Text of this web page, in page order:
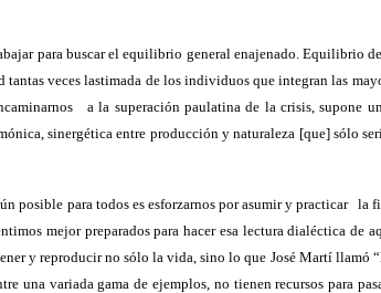
para buscar el equilibrio general enajenado. Equilibrio
veces lastimada de los individuos que integran las
a la superación paulatina de la crisis, supone
sinergética entre producción y naturaleza [que] sólo
posible para todos es esforzarnos por asumir y practicar
la
mejor preparados para hacer esa lectura dialéctica de
y reproducir no sólo la vida, sino lo que José Martí llamó
una variada gama de ejemplos, no tienen recursos para